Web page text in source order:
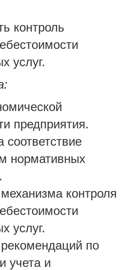
контроль
услуг.
предприятия.
соответствие
нормативных
контроля
услуг.
по
учета и